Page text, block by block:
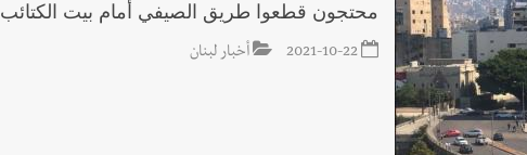
محتجون قطعوا طريق الصيفي أمام بيت الكتائب
2021-10-22 أخبار لبنان